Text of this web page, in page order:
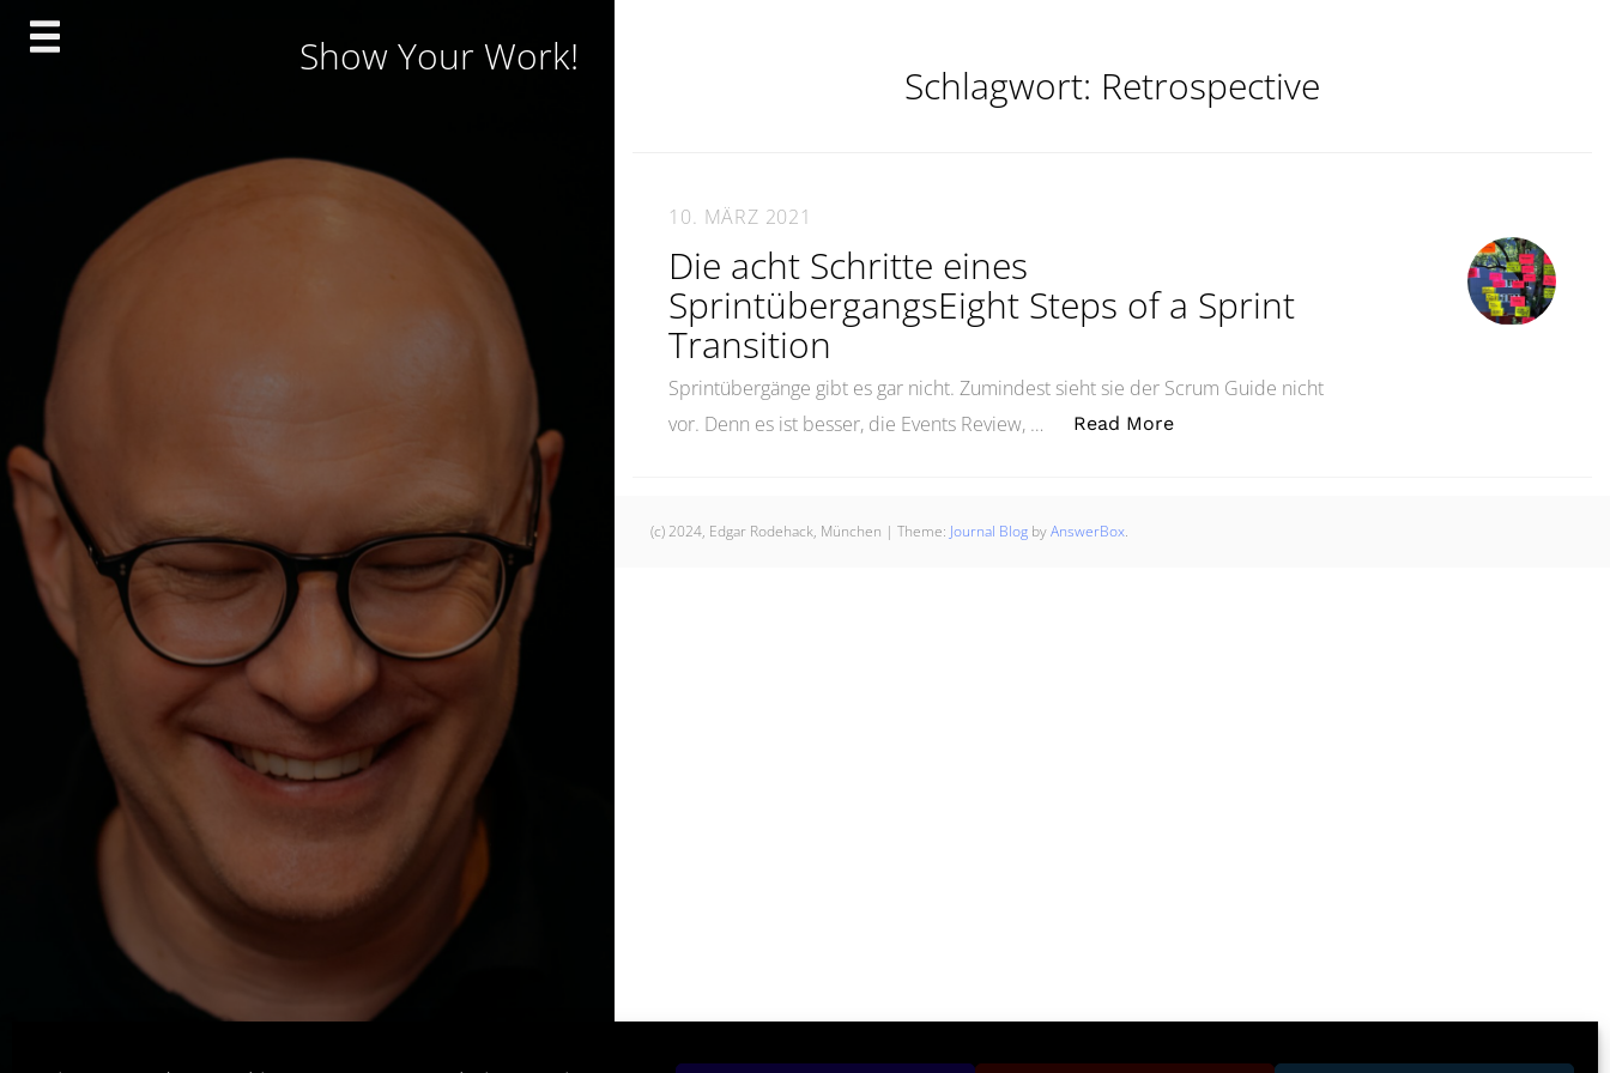
Skip
Show Your Work!
Machen. Zeigen. Lernen.
Schlagwort: Retrospective
10. MÄRZ 2021
Die acht Schritte eines
SprintübergangsEight Steps of a Sprint
Transition
Sprintübergänge gibt es gar nicht. Zumindest sieht sie der Scrum Guide nicht
vor. Denn es ist besser, die Events Review, …
Read More„Die acht Schritte eines
(c) 2024, Edgar Rodehack, München |Theme: Journal Blog byAnswerBox.